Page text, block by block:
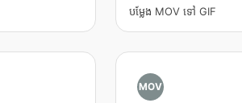
បម្លែង MOV ទៅ GIF
MOV